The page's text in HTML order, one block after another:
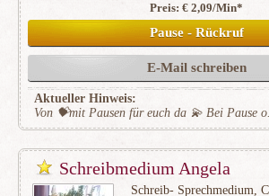
(142)
Preis: € 2,09/Min*
Pause - Rückruf
E-Mail schreiben
Aktueller Hinweis:
Von 💝mit Pausen für euch da 💫 Bei Pause
Schreibmedium Angela
Schreib- Sprechmedium,